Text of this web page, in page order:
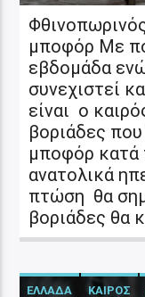
μποφόρ Με
εβδομάδα
συνεχιστεί
είναι ο
βοριάδες
μποφόρ κατά
ανατολικά
πτώση θα
βοριάδες θα
ΕΛΛΑΔΑ ΚΑΙΡΟΣ